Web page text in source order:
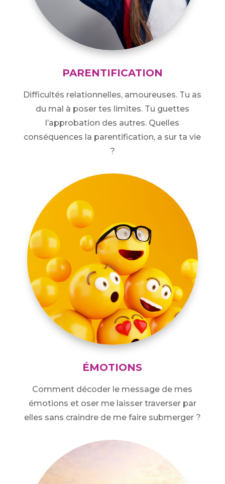
PARENTIFICATION
Difficultés relationnelles, amoureuses. Tu as
du mal à poser tes limites. Tu guettes
l’approbation des autres. Quelles
conséquences la parentification, a sur ta vie
?
ÉMOTIONS
Comment décoder le message de mes
émotions et oser me laisser traverser par
elles sans craindre de me faire submerger ?